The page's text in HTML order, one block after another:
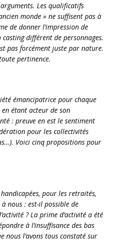
Les qualificatifs
monde » ne suffisent pas à
de donner l’impression de
différent de personnages.
pas forcément juste par nature.
pertinence.
émancipatrice pour chaque
étant acteur de son
: preuve en est le sentiment
pour les collectivités
Voici cinq propositions pour
pour les retraités,
nous : est-il possible de
? La prime d’activité a été
à l’insuffisance des bas
l’avons tous constaté sur